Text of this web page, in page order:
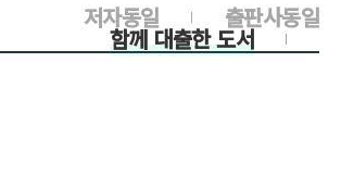
출판사동일
저자동일
함께 대출한 도서